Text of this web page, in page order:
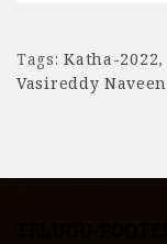
Tags:Katha-2022,
Vasireddy Naveen